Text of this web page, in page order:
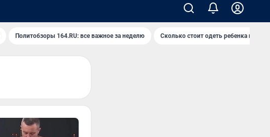
Политобзоры 164.RU: все важное за неделю Сколько стоит одеть ребенка на